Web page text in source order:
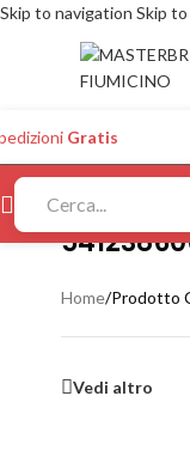
Skip to navigation Skip
Gratis
Home/Prodotto
Vedi altro